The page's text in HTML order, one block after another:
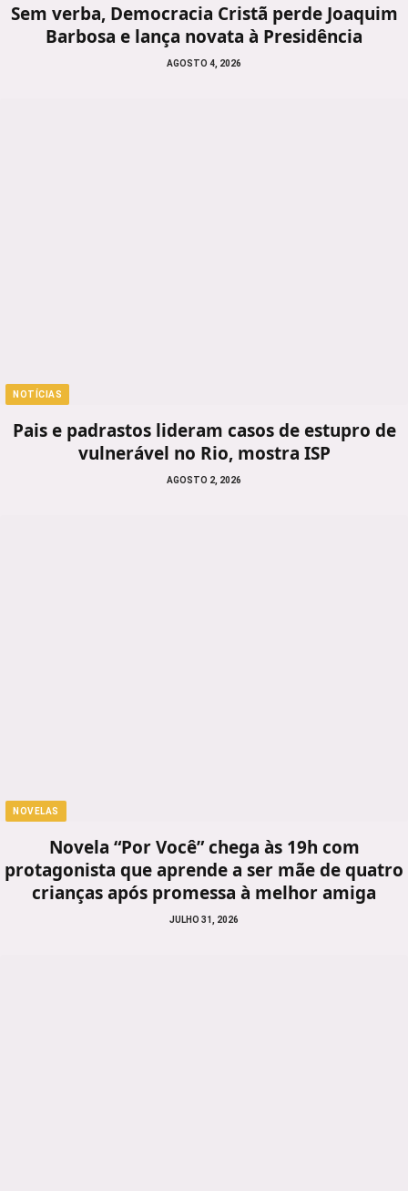
Sem verba, Democracia Cristã perde Joaquim
Barbosa e lança novata à Presidência
AGOSTO 4, 2026
NOTÍCIAS
Pais e padrastos lideram casos de estupro de
vulnerável no Rio, mostra ISP
AGOSTO 2, 2026
NOVELAS
Novela “Por Você” chega às 19h com
protagonista que aprende a ser mãe de quatro
crianças após promessa à melhor amiga
JULHO 31, 2026